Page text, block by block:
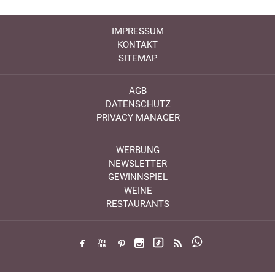
IMPRESSUM
KONTAKT
SITEMAP
AGB
DATENSCHUTZ
PRIVACY MANAGER
WERBUNG
NEWSLETTER
GEWINNSPIEL
WEINE
RESTAURANTS